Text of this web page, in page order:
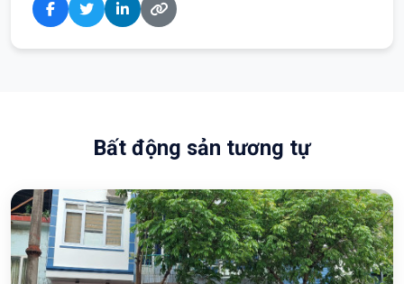
Bất động sản tương tự